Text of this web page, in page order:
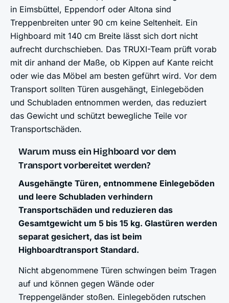
in Eimsbüttel, Eppendorf oder Altona sind
Treppenbreiten unter 90 cm keine Seltenheit. Ein
Highboard mit 140 cm Breite lässt sich dort nicht
aufrecht durchschieben. Das TRUXI-Team prüft vorab
mit dir anhand der Maße, ob Kippen auf Kante reicht
oder wie das Möbel am besten geführt wird. Vor dem
Transport sollten Türen ausgehängt, Einlegeböden
und Schubladen entnommen werden, das reduziert
das Gewicht und schützt bewegliche Teile vor
Transportschäden.
Warum muss ein Highboard vor dem
Transport vorbereitet werden?
Ausgehängte Türen, entnommene Einlegeböden
und leere Schubladen verhindern
Transportschäden und reduzieren das
Gesamtgewicht um 5 bis 15 kg. Glastüren werden
separat gesichert, das ist beim
Highboardtransport Standard.
Nicht abgenommene Türen schwingen beim Tragen
auf und können gegen Wände oder
Treppengeländer stoßen. Einlegeböden rutschen